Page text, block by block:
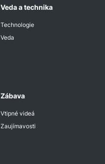
Veda a technika
Technologie
Veda
Zábava
Vtipné videá
Zaujímavosti